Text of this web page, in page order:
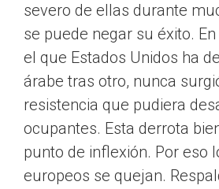
severo de ellas durante
se puede negar su éxito.
el que Estados Unidos ha
árabe tras otro, nunca
resistencia que pudiera
ocupantes. Esta derrota
punto de inflexión. Por eso
europeos se quejan.